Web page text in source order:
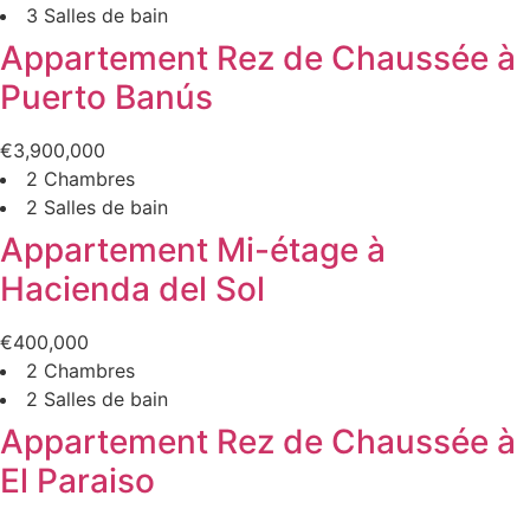
3 Salles de bain
Appartement Rez de Chaussée à
Puerto Banús
€3,900,000
2 Chambres
2 Salles de bain
Appartement Mi-étage à
Hacienda del Sol
€400,000
2 Chambres
2 Salles de bain
Appartement Rez de Chaussée à
El Paraiso